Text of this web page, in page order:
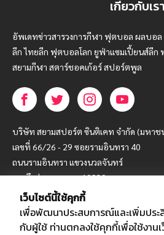
เกี่ยวกับเรา
อัพเดทข่าวสารวงการกีฬา ฟุตบอล ผลบอ
ลีก ไทยลีก ฟุตบอลโลก ยูฟ่าแซมเปี้ยนส์ลีก
สยามกีฬา สตาร์ชอคเก้อร์ สปอร์ตพูล
บริษัท สยามสปอร์ต ซินติเคท จำกัด (มหาช
เลขที่ 66/26 - 29 ซอยรามอินทรา 40
ถนนรามอินทรา แขวงนวลจันทร์
เขตบึงกุ่ม กรุงเทพฯ 10230
โทร : 02-5088-000
อีเมล์ : webmaster@siamsport.co.th
เว็บไซต์นี้ใช้คุกกี้
เพื่อพัฒนาประสบการณ์และเพิ่มประ
กับผู้ใช้ ท่านตกลงใช้คุกกี้เพื่อใช้งาน